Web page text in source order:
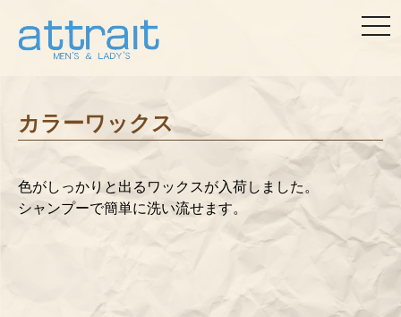
カラーワックス
色がしっかりと出るワックスが入荷しました。
シャンプーで簡単に洗い流せます。